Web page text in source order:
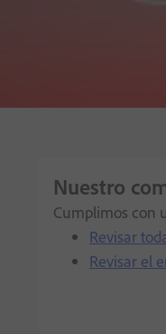
Nuestro
Cumplimos con
Revisar
Revisar el